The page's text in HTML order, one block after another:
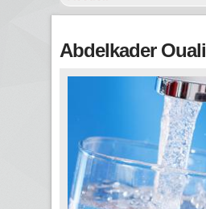
Abdelkader Ouali